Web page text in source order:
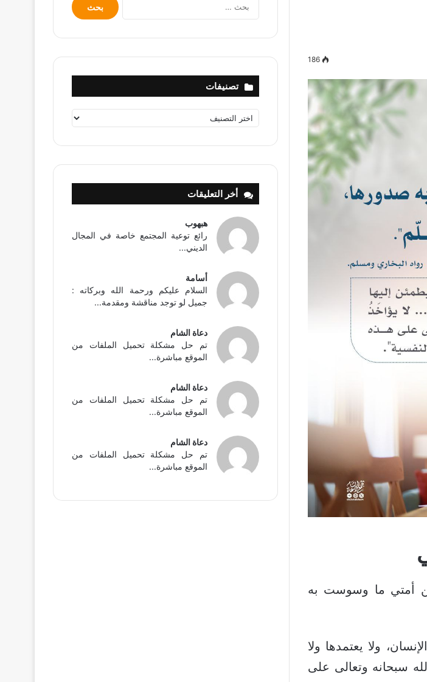
186
أمتي ما وسوست به
ولا يعتمدها ولا
سبحانه وتعالى على
عن:
تصنيفات
تصنيفات
أخر التعليقات
هبهوب
رائع توعية المجتمع خاصة في المجال
الديني...
أسامة
السلام عليكم ورحمة الله وبركاته :
جميل لو توجد مناقشة ومقدمة...
دعاة الشام
تم حل مشكلة تحميل الملفات من
الموقع مباشرة...
دعاة الشام
تم حل مشكلة تحميل الملفات من
الموقع مباشرة...
دعاة الشام
تم حل مشكلة تحميل الملفات من
الموقع مباشرة...